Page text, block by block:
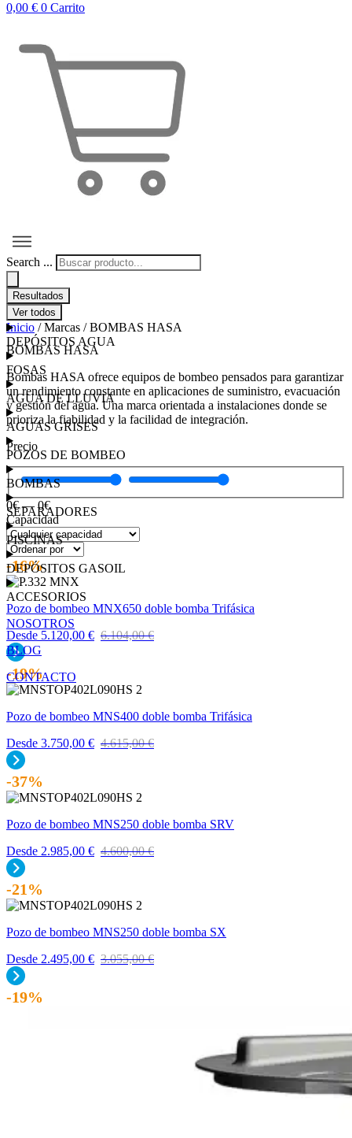
0,00 € 0 Carrito
Search ...
Resultados
Ver todos
DEPÓSITOS AGUA
FOSAS
AGUA DE LLUVIA
AGUAS GRISES
POZOS DE BOMBEO
BOMBAS
SEPARADORES
PISCINAS
DEPÓSITOS GASOIL
ACCESORIOS
NOSOTROS
BLOG
CONTACTO
Inicio / Marcas / BOMBAS HASA
BOMBAS HASA
Bombas HASA ofrece equipos de bombeo pensados para garantizar
un rendimiento constante en aplicaciones de suministro, evacuación
y gestión del agua. Una marca orientada a instalaciones donde se
prioriza la fiabilidad y la facilidad de integración.
Precio
0€—0€
Capacidad
-16%
Pozo de bombeo MNX650 doble bomba Trifásica
Desde 5.120,00 € 6.104,00€
-19%
Pozo de bombeo MNS400 doble bomba Trifásica
Desde 3.750,00 € 4.615,00€
-37%
Pozo de bombeo MNS250 doble bomba SRV
Desde 2.985,00 € 4.600,00€
-21%
Pozo de bombeo MNS250 doble bomba SX
Desde 2.495,00 € 3.055,00€
-19%